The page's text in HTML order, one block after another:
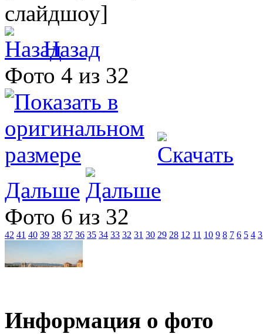
слайдшоу]
Назад
Фото 4 из 32
Дальше
Фото 6 из 32
42 41 40 39 38 37 36 35 34 33 32 31 30 29 28 12 11 10 9 8 7 6 5 4 3
Информация о фото